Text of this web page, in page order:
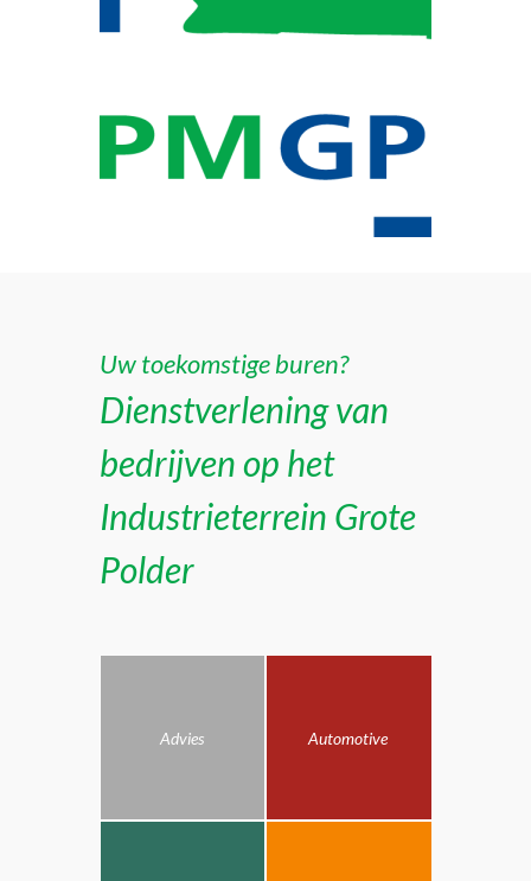
Uw toekomstige buren?
Dienstverlening van
bedrijven op het
Industrieterrein Grote
Polder
Advies Automotive